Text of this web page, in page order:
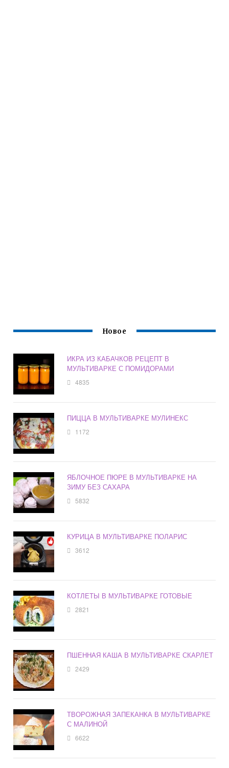
Новое
ИКРА ИЗ КАБАЧКОВ РЕЦЕПТ В
МУЛЬТИВАРКЕ С ПОМИДОРАМИ
4835
ПИЦЦА В МУЛЬТИВАРКЕ МУЛИНЕКС
1172
ЯБЛОЧНОЕ ПЮРЕ В МУЛЬТИВАРКЕ НА
ЗИМУ БЕЗ САХАРА
5832
КУРИЦА В МУЛЬТИВАРКЕ ПОЛАРИС
3612
КОТЛЕТЫ В МУЛЬТИВАРКЕ ГОТОВЫЕ
2821
ПШЕННАЯ КАША В МУЛЬТИВАРКЕ СКАРЛЕТ
2429
ТВОРОЖНАЯ ЗАПЕКАНКА В МУЛЬТИВАРКЕ
С МАЛИНОЙ
6622